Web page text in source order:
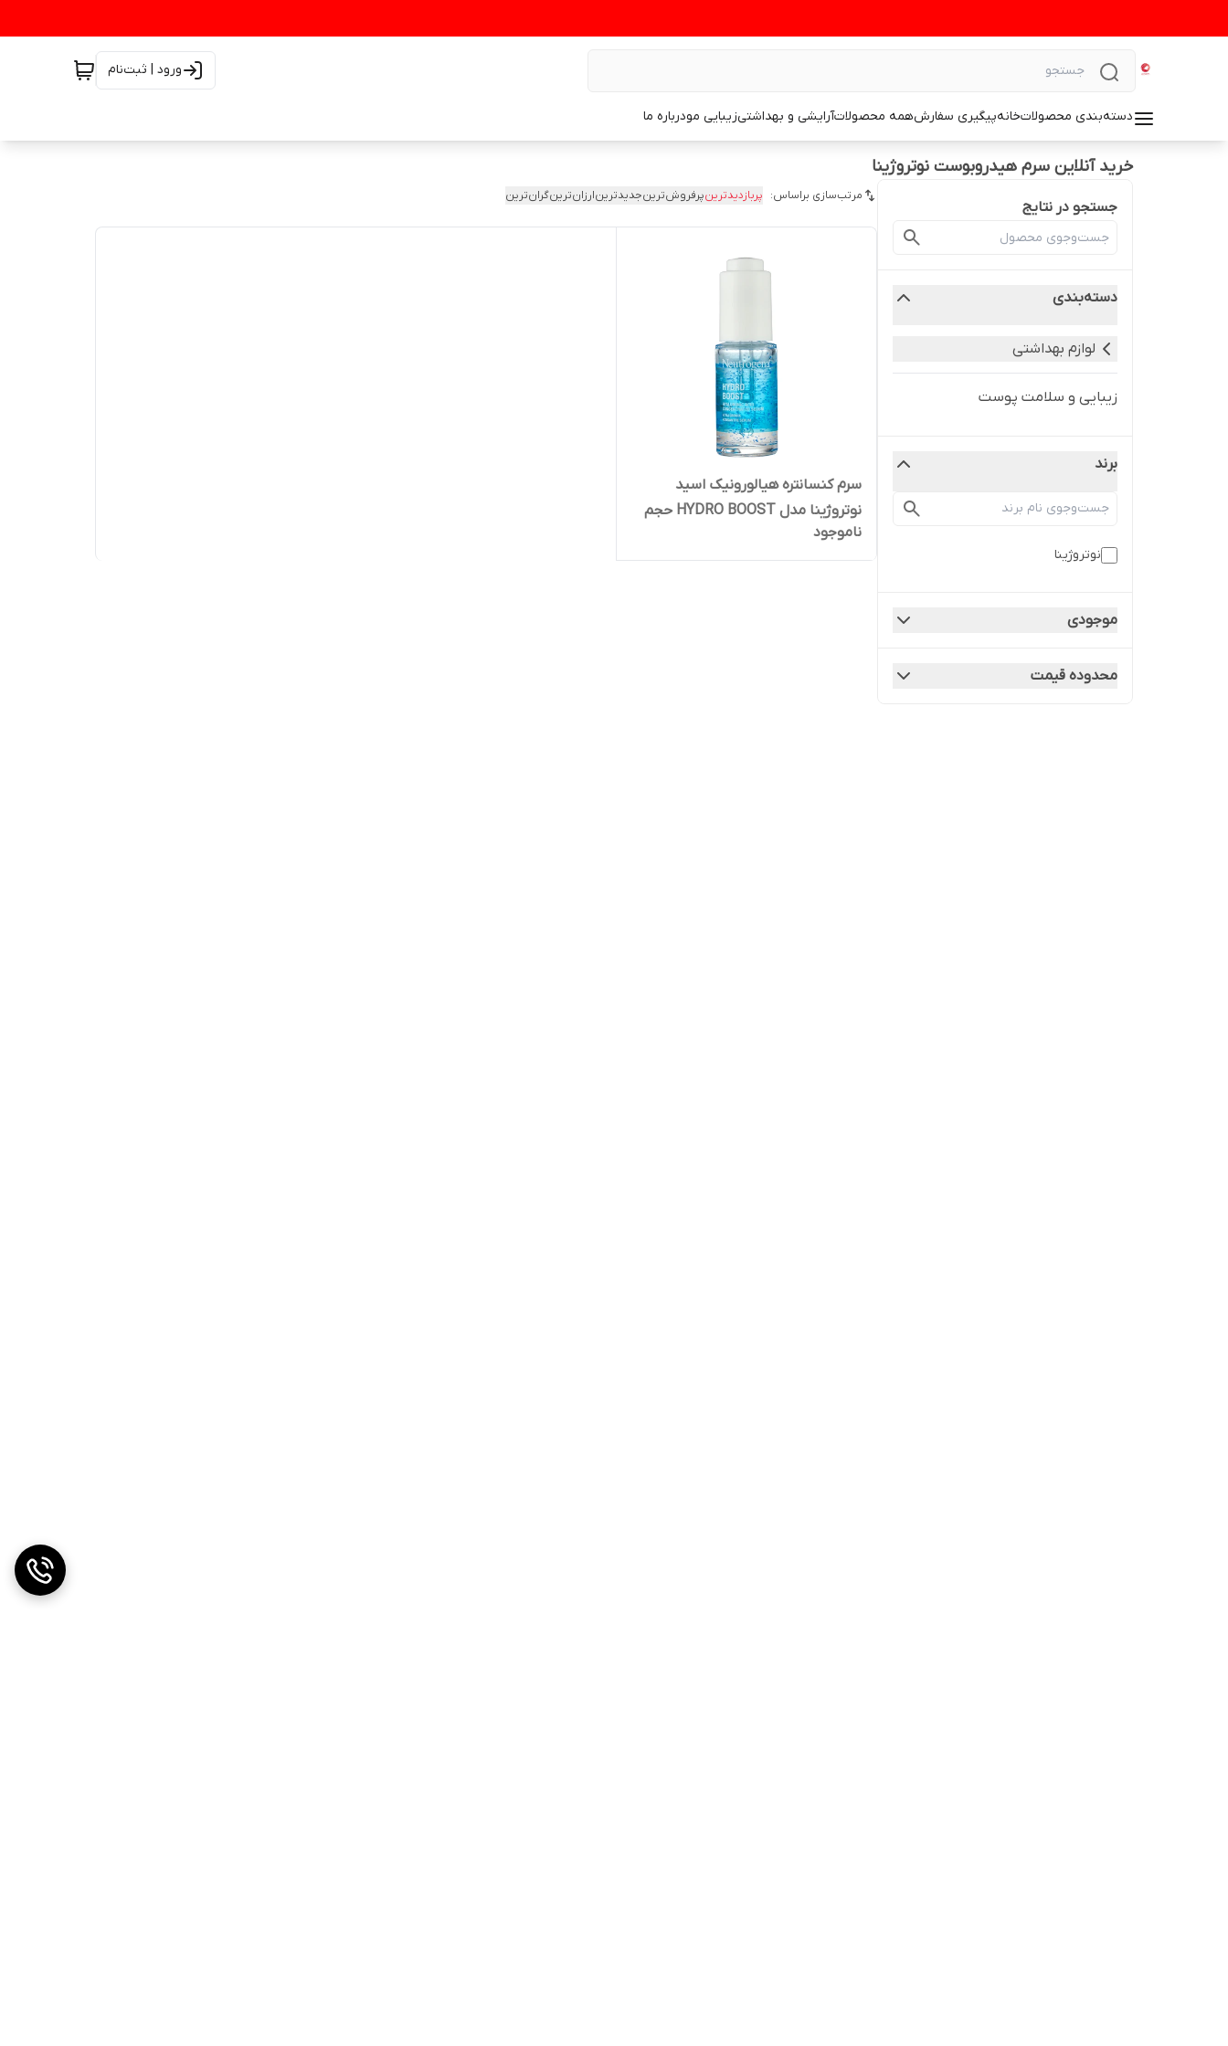
ورود | ثبت‌نام
دسته‌بندی محصولاتخانهپیگیری سفارشهمه محصولاتآرایشی و بهداشتیزیبایی مودرباره ما
خرید آنلاین سرم هیدروبوست نوتروژینا
جستجو در نتایج
دسته‌بندی
لوازم بهداشتی
زیبایی و سلامت پوست
برند
نوتروژینا
موجودی
محدوده قیمت
مرتب‌سازی براساس: پربازدیدترینپرفروش‌ترینجدیدترینارزان‌ترینگران‌ترین
سرم کنسانتره هیالورونیک اسید
نوتروژینا مدل HYDRO BOOST حجم
15 میل اورجینال
ناموجود